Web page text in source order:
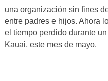
una organización sin fines
entre padres e hijos. Ahora
el tiempo perdido durante
Kauai, este mes de mayo.